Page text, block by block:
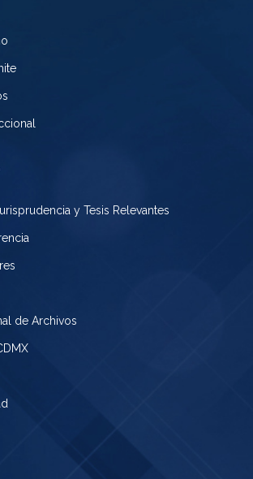
y Tesis Relevantes
de Archivos